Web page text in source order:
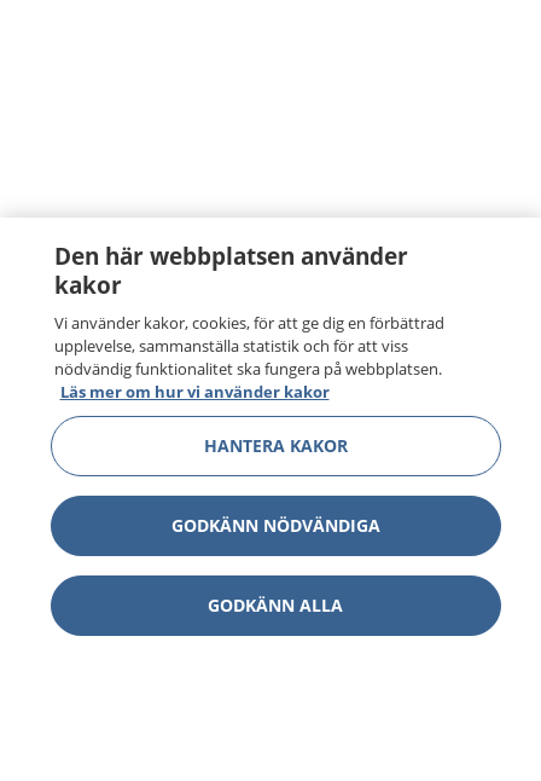
Den här webbplatsen använder
kakor
Vi använder kakor, cookies, för att ge dig en förbättrad
upplevelse, sammanställa statistik och för att viss
nödvändig funktionalitet ska fungera på webbplatsen.
Läs mer om hur vi använder kakor
HANTERA KAKOR
GODKÄNN NÖDVÄNDIGA
GODKÄNN ALLA